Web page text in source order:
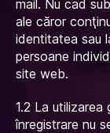
mail. Nu cad
ale căror
identitatea sau
persoane
site web.
1.2 La
înregistrare nu